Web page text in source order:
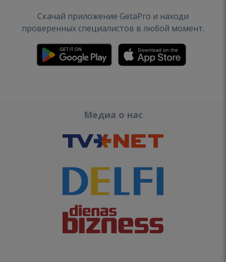
Скачай приложение GetaPro и находи
проверенных специалистов в любой момент.
Медиа о нас